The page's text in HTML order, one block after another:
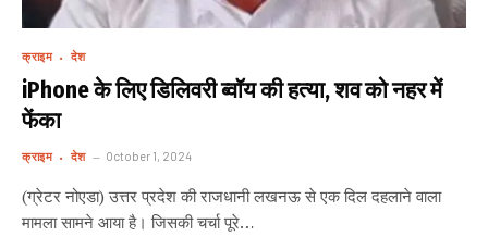
क्राइम देश
iPhone के लिए डिलिवरी ब्वॉय की हत्या, शव को नहर में
फेंका
क्राइम देश October 1, 2024
(ग्रेटर नोएडा) उत्तर प्रदेश की राजधानी लखनऊ से एक दिल दहलाने वाला
मामला सामने आया है। जिसकी चर्चा पूरे…